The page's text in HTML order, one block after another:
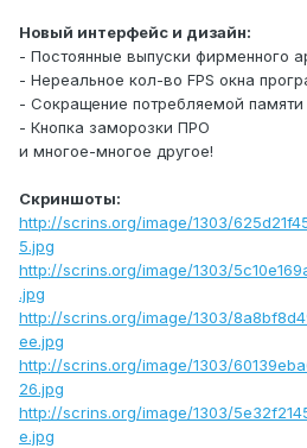
Новый интерфейс и дизайн:
- Постоянные выпуски фирменного
- Нереальное кол-во FPS окна
- Сокращение потребляемой
- Кнопка заморозки ПРО
и многое-многое другое!
Скриншоты:
http://scrins.org/image/1303/
5.jpg
http://scrins.org/image/1303/
.jpg
http://scrins.org/image/1303/
ee.jpg
http://scrins.org/image/1303/
26.jpg
http://scrins.org/image/1303/
e.jpg